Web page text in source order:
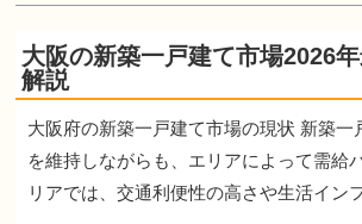
大阪の新築一戸建て市場2026
解説
大阪府の新築一戸建て市場の現状 新築
を維持しながらも、エリアによって需給
リアでは、交通利便性の高さや生活イン